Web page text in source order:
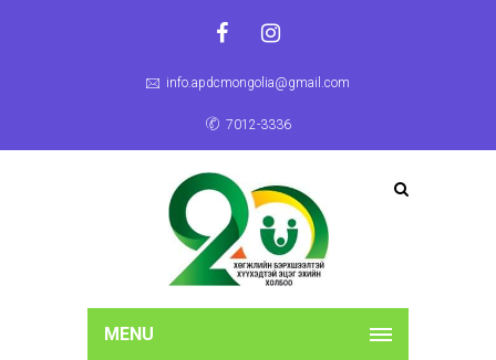
info.apdcmongolia@gmail.com
7012-3336
MENU